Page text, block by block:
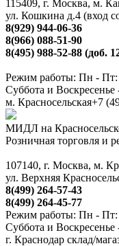
115409, г. Москва, м.
ул. Кошкина д.4 (вход
8(929) 944-06-36
8(966) 088-51-90
8(495) 988-52-88 (доб.
Режим работы: Пн - Пт:
Суббота и
м. Красносельская+7
МИДЛ на
Розничная торговля и
107140, г. Москва, м.
ул. Верхняя
8(499) 264-57-43
8(499) 264-45-77
Режим работы: Пн - Пт:
Суббота и
г. Краснодар склад/